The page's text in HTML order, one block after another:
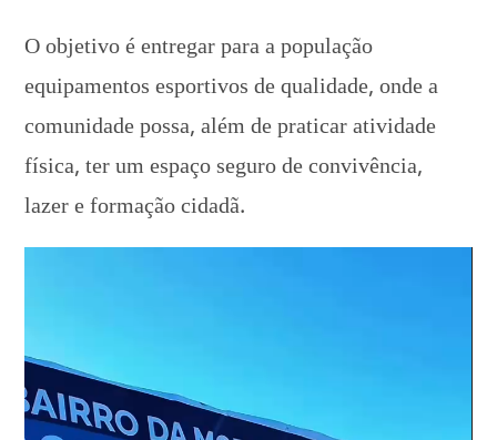
O objetivo é entregar para a população
equipamentos esportivos de qualidade, onde a
comunidade possa, além de praticar atividade
física, ter um espaço seguro de convivência,
lazer e formação cidadã.